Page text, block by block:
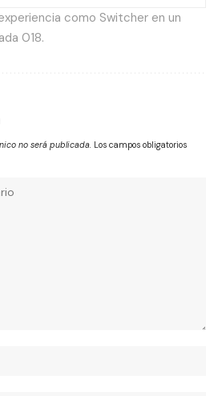
como Switcher en un
018.
no será publicada. Los campos obligatorios